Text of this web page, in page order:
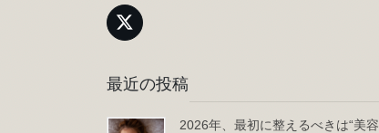
最近の投稿
2026年、最初に整えるべきは“美容